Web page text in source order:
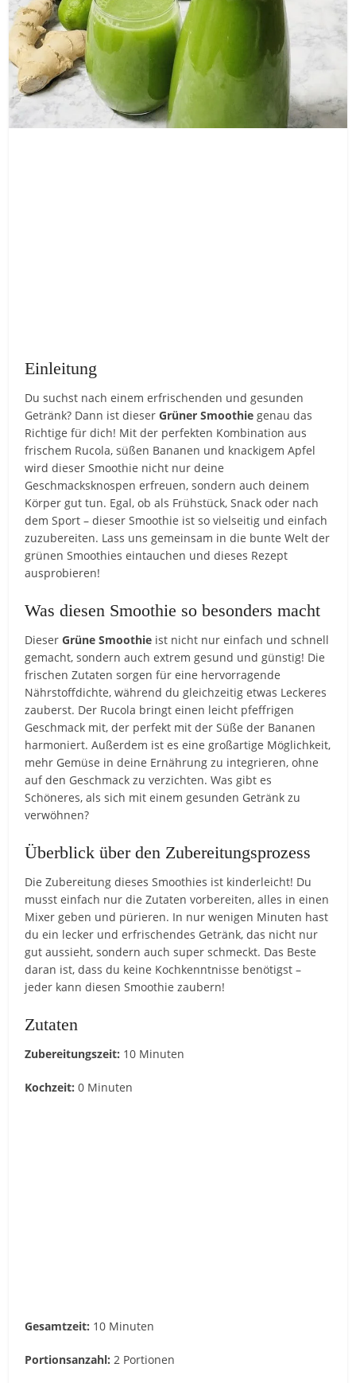
Einleitung
Du suchst nach einem erfrischenden und gesunden
Getränk? Dann ist dieserGrüner Smoothie genau das
Richtige für dich! Mit der perfekten Kombination aus
frischem Rucola, süßen Bananen und knackigem Apfel
wird dieser Smoothie nicht nur deine
Geschmacksknospen erfreuen, sondern auch deinem
Körper gut tun. Egal, ob als Frühstück, Snack oder nach
dem Sport – dieser Smoothie ist so vielseitig und einfach
zuzubereiten. Lass uns gemeinsam in die bunte Welt der
grünen Smoothies eintauchen und dieses Rezept
ausprobieren!
Was diesen Smoothie so besonders macht
DieserGrüne Smoothie ist nicht nur einfach und schnell
gemacht, sondern auch extrem gesund und günstig! Die
frischen Zutaten sorgen für eine hervorragende
Nährstoffdichte, während du gleichzeitig etwas Leckeres
zauberst. Der Rucola bringt einen leicht pfeffrigen
Geschmack mit, der perfekt mit der Süße der Bananen
harmoniert. Außerdem ist es eine großartige Möglichkeit,
mehr Gemüse in deine Ernährung zu integrieren, ohne
auf den Geschmack zu verzichten. Was gibt es
Schöneres, als sich mit einem gesunden Getränk zu
verwöhnen?
Überblick über den Zubereitungsprozess
Die Zubereitung dieses Smoothies ist kinderleicht! Du
musst einfach nur die Zutaten vorbereiten, alles in einen
Mixer geben und pürieren. In nur wenigen Minuten hast
du ein lecker und erfrischendes Getränk, das nicht nur
gut aussieht, sondern auch super schmeckt. Das Beste
daran ist, dass du keine Kochkenntnisse benötigst –
jeder kann diesen Smoothie zaubern!
Zutaten
Zubereitungszeit: 10 Minuten
Kochzeit: 0 Minuten
Gesamtzeit: 10 Minuten
Portionsanzahl: 2 Portionen